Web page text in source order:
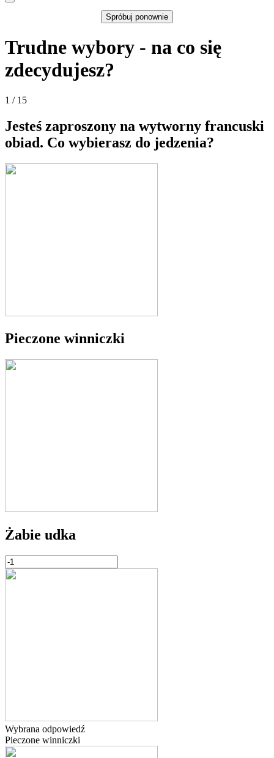
Spróbuj ponownie
Trudne wybory - na co się
zdecydujesz?
1 / 15
Jesteś zaproszony na wytworny francuski
obiad. Co wybierasz do jedzenia?
Pieczone winniczki
Żabie udka
Wybrana odpowiedź
Pieczone winniczki